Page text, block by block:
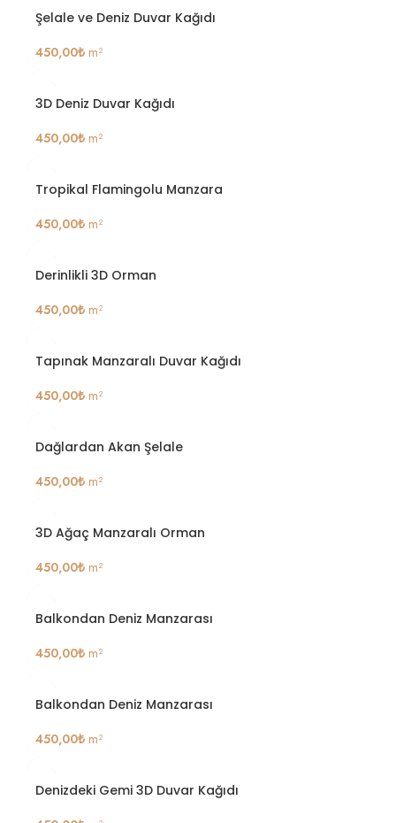
Şelale ve Deniz Duvar Kağıdı
450,00₺ m²
3D Deniz Duvar Kağıdı
450,00₺ m²
Tropikal Flamingolu Manzara
450,00₺ m²
Derinlikli 3D Orman
450,00₺ m²
Tapınak Manzaralı Duvar Kağıdı
450,00₺ m²
Dağlardan Akan Şelale
450,00₺ m²
3D Ağaç Manzaralı Orman
450,00₺ m²
Balkondan Deniz Manzarası
450,00₺ m²
Balkondan Deniz Manzarası
450,00₺ m²
Denizdeki Gemi 3D Duvar Kağıdı